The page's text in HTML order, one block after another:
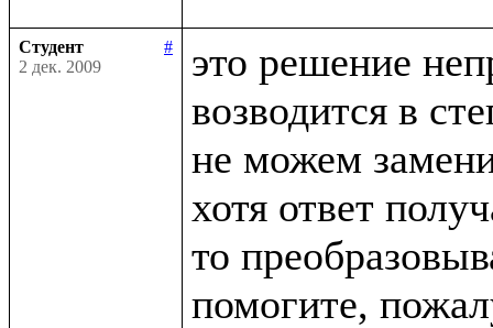
Студент
#
2 дек. 2009
это решение
возводится в
не можем
хотя ответ
то
помогите,